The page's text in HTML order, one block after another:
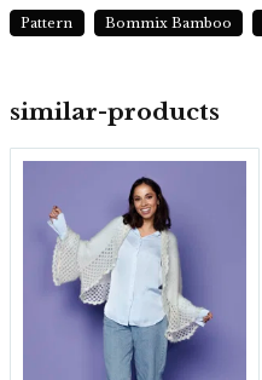
similar-products
Pattern Bommix Bamboo